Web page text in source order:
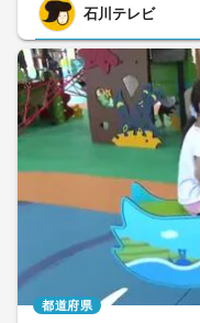
石川テレビ
都道府県